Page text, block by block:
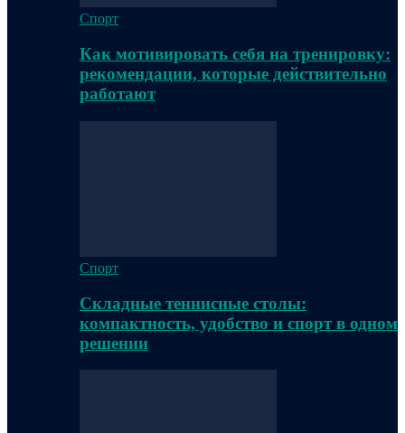
Спорт
Как мотивировать себя на тренировку:
рекомендации, которые действительно
работают
Спорт
Складные теннисные столы:
компактность, удобство и спорт в одном
решении